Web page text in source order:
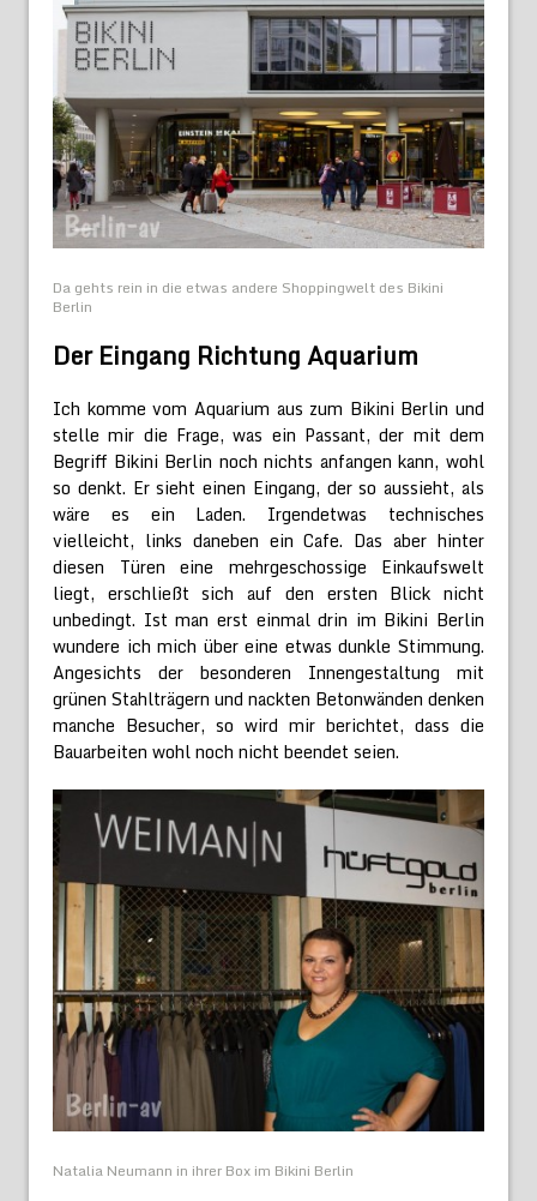
Da gehts rein in die etwas andere Shoppingwelt des Bikini
Berlin
Der Eingang Richtung Aquarium
Ich komme vom Aquarium aus zum Bikini Berlin und
stelle mir die Frage, was ein Passant, der mit dem
Begriff Bikini Berlin noch nichts anfangen kann, wohl
so denkt. Er sieht einen Eingang, der so aussieht, als
wäre es ein Laden. Irgendetwas technisches
vielleicht, links daneben ein Cafe. Das aber hinter
diesen Türen eine mehrgeschossige Einkaufswelt
liegt, erschließt sich auf den ersten Blick nicht
unbedingt. Ist man erst einmal drin im Bikini Berlin
wundere ich mich über eine etwas dunkle Stimmung.
Angesichts der besonderen Innengestaltung mit
grünen Stahlträgern und nackten Betonwänden denken
manche Besucher, so wird mir berichtet, dass die
Bauarbeiten wohl noch nicht beendet seien.
Natalia Neumann in ihrer Box im Bikini Berlin